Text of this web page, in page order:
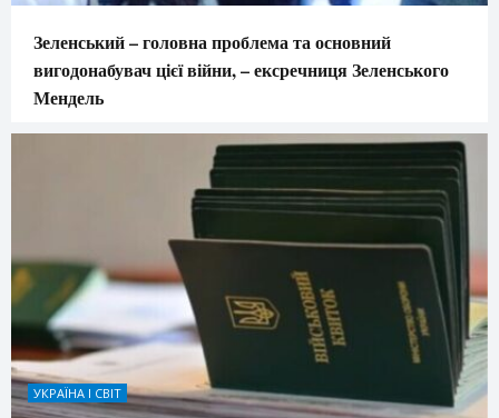
Зеленський – головна проблема та основний
вигодонабувач цієї війни, – ексречниця Зеленського
Мендель
УКРАЇНА І СВІТ